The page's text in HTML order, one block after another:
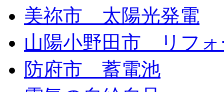
美祢市 太陽光発電
山陽小野田市 リフォ
防府市 蓄電池